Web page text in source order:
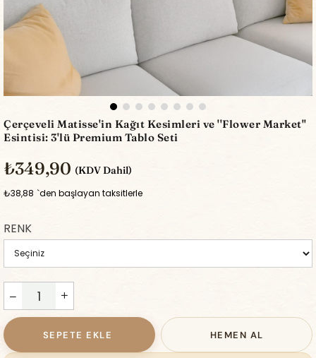
Çerçeveli Matisse'in Kağıt Kesimleri ve ''Flower Market''
Esintisi: 3'lü Premium Tablo Seti
₺349,90 (KDV Dahil)
₺38,88 `den başlayan taksitlerle
RENK